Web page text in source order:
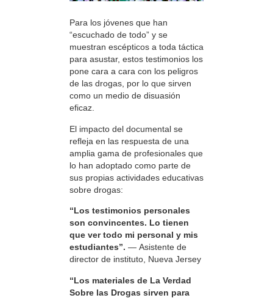
Para los jóvenes que han
“escuchado de todo” y se
muestran escépticos a toda táctica
para asustar, estos testimonios los
pone cara a cara con los peligros
de las drogas, por lo que sirven
como un medio de disuasión
eficaz.
El impacto del documental se
refleja en las respuesta de una
amplia gama de profesionales que
lo han adoptado como parte de
sus propias actividades educativas
sobre drogas:
“Los testimonios personales
son convincentes. Lo tienen
que ver todo mi personal y mis
estudiantes”. — Asistente de
director de instituto, Nueva Jersey
“Los materiales de La Verdad
Sobre las Drogas sirven para